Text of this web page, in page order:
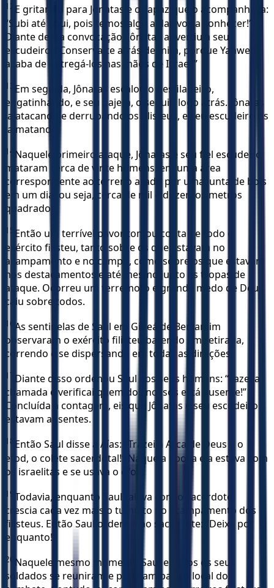
12 E gritaram para Jônatas e o rapaz que o acompanhava:
“Subi até aqui, pois temos algo a dar-vos a conhecer!”
Diante dessa convocação, Jônatas advertiu a seu
escudeiro: “Conserva-te atrás de mim, porque Yahweh
acaba de entregá-los nas mãos de Israel!”
13 Em seguida, Jônatas escalou o desfiladeiro,
engatinhando, e seu pajem, o seguiu logo atrás. Jônatas
ia atacando e derrubando os filisteus, e seu escudeiro os
ia matando.
14 Naquele primeiro ataque, Jônatas e seu fiel escudeiro
mataram cerca de vinte homens, em uma área
correspondente ao terreno arado por uma junta de bois
em um dia, ou seja, cerca de mil e duzentos metros
quadrados.
15 Então um terrível pavor tomou conta de todo o
exército filisteu, tanto sobre os que estavam no
acampamento e no campo, como sobre os que estavam
nos destacamentos e até mesmo junto às tropas de
ataque. Ocorreu um terremoto e grande medo de Deus
caiu sobre todos.
16 As sentinelas de Saul em Gibeá de Benjamim
observaram o exército filisteu batendo em retirada,
correndo e se dispersando em todas as direções.
17 Diante disso ordenou Saul aos seus homens: “Fazei a
chamada e verificai quem dos nossos está ausente!”
Concluída a contagem, eis que Jônatas e seu escudeiro
estavam ausentes.
18 Então Saul disse a Aías: “Trazei a Arca de Deus e o
efod, o colete sacerdotal!” Naquela época ela estava com
os israelitas e se usava o efod.
19 Todavia, enquanto Saul falava com o sacerdote,
crescia cada vez mais o tumulto no acampamento dos
filisteus. Então Saul ordenou ao sacerdote: “Deixa por
enquanto!”
20 Naquele mesmo momento Saul e todos os seus
soldados se reuniram e partiram para o local do